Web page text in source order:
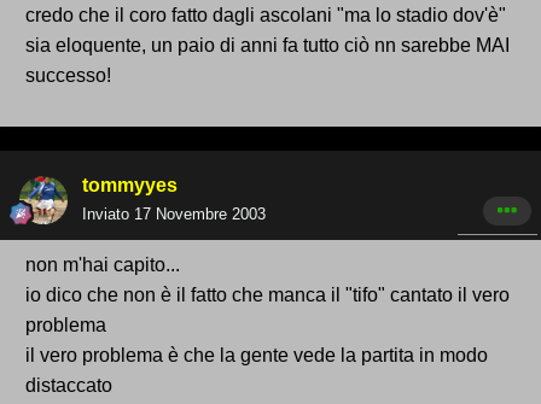
credo che il coro fatto dagli ascolani "ma lo stadio dov'è"
sia eloquente, un paio di anni fa tutto ciò nn sarebbe MAI
successo!
tommyyes
Inviato 17 Novembre 2003
non m'hai capito...
io dico che non è il fatto che manca il "tifo" cantato il vero
problema
il vero problema è che la gente vede la partita in modo
distaccato